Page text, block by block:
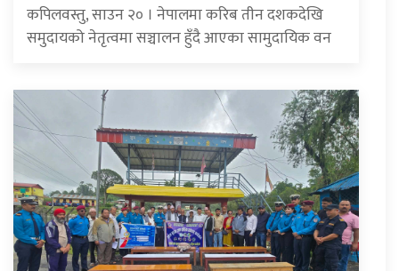
कपिलवस्तु, साउन २० । नेपालमा करिब तीन दशकदेखि
समुदायको नेतृत्वमा सञ्चालन हुँदै आएका सामुदायिक वन